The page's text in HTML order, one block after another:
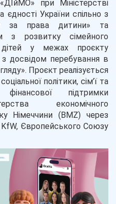
при Міністерстві
єдності України спільно з
за права дитини» та
з розвитку сімейного
у межах проєкту
з досвідом перебування в
Проєкт реалізується
політики, сім’ї та
підтримки
економічного
Німеччини (BMZ) через
Європейського Союзу